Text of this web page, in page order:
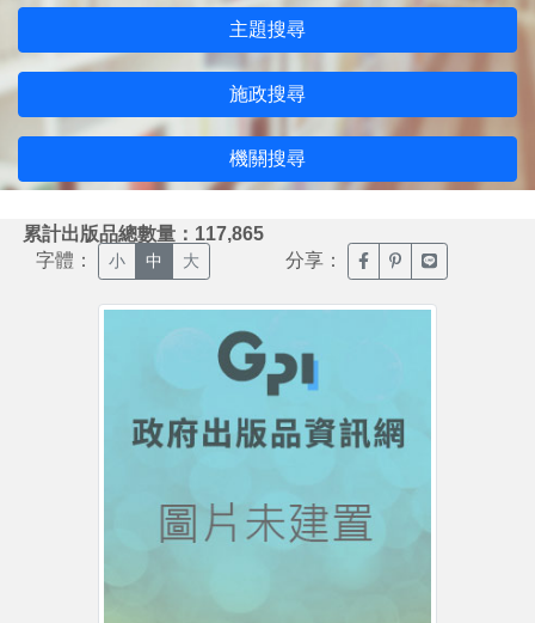
主題搜尋
施政搜尋
機關搜尋
累計出版品總數量：117,865
字體： 小 中 大 分享： 臉書分享(另開新視窗)
噗浪分享(另開新
Line分享(另